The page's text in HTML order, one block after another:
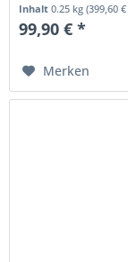
Inhalt0.25 kg(399,60 €
99,90 € *
Merken